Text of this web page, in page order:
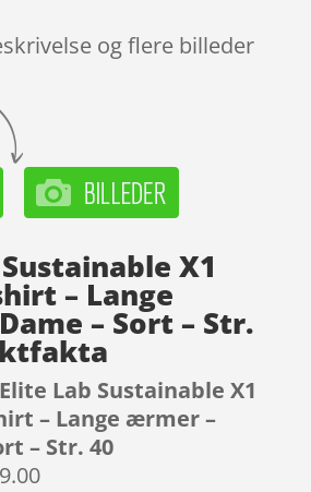
og flere billeder
X1
– Lange
– Sort – Str.
Elite Lab Sustainable X1
– Lange ærmer –
– Str. 40